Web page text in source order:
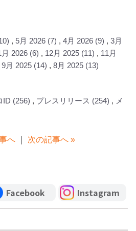
5月 2026 (7) 4月 2026 (9)
3月
月 2026 (6) 12月 2025 (11)
11月
9月 2025 (14) 8月 2025 (13)
ID (256) プレスリリース (254)
メ
へ 次の記事へ »
Facebook Instagram